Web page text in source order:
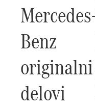
Benz
originalni
delovi